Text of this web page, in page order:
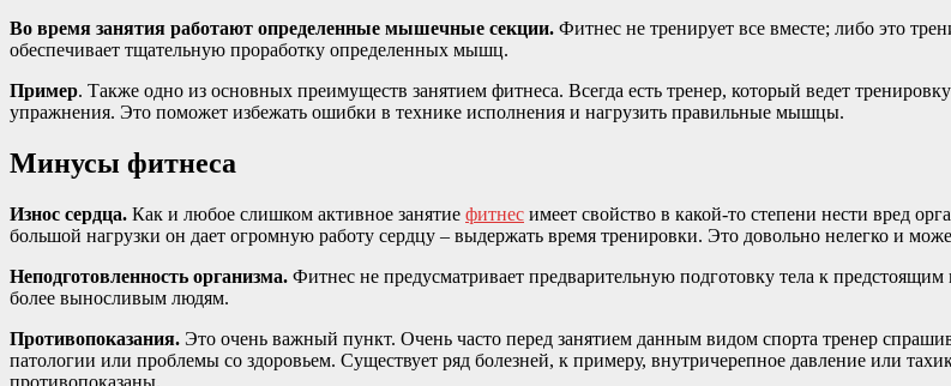
Во время занятия работают определенные мышечные секции. Фитнес не тренирует все вместе; либо это
обеспечивает тщательную проработку определенных мышц.
Пример. Также одно из основных преимуществ занятием фитнеса. Всегда есть тренер, который ведет
упражнения. Это поможет избежать ошибки в технике исполнения и нагрузить правильные мышцы.
Минусы фитнеса
Износ сердца. Как и любое слишком активное занятие фитнес имеет свойство в какой-то степени нести вред
большой нагрузки он дает огромную работу сердцу – выдержать время тренировки. Это довольно нелегко и
Неподготовленность организма. Фитнес не предусматривает предварительную подготовку тела к
более выносливым людям.
Противопоказания. Это очень важный пункт. Очень часто перед занятием данным видом спорта тренер
патологии или проблемы со здоровьем. Существует ряд болезней, к примеру, внутричерепное давление или